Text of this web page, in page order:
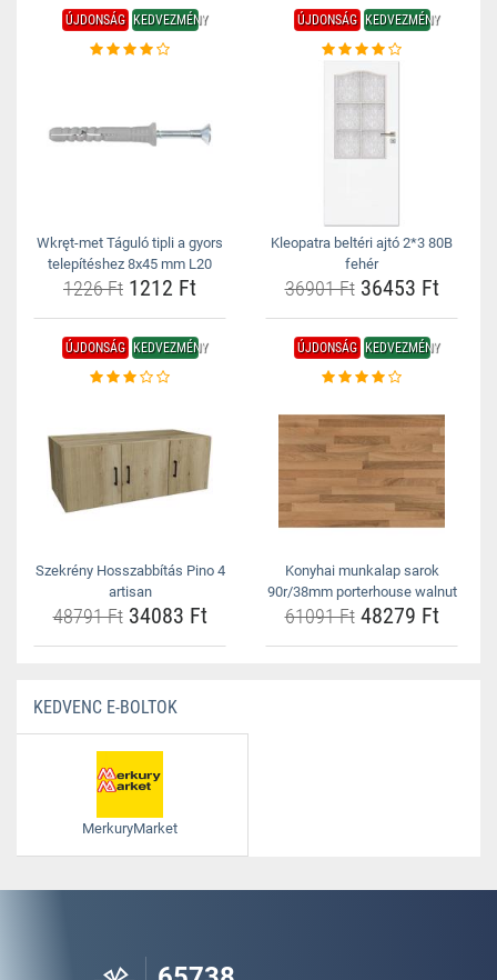
ÚJDONSÁG KEDVEZMÉNY
Wkręt-met Táguló tipli a gyors
telepítéshez 8x45 mm L20
1226 Ft 1212 Ft
ÚJDONSÁG KEDVEZMÉNY
Kleopatra beltéri ajtó 2*3 80B
fehér
36901 Ft36453 Ft
ÚJDONSÁG KEDVEZMÉNY
Szekrény Hosszabbítás Pino 4
artisan
48791 Ft34083 Ft
ÚJDONSÁG KEDVEZMÉNY
Konyhai munkalap sarok
90r/38mm porterhouse walnut
61091 Ft48279 Ft
KEDVENC E-BOLTOK
MerkuryMarket